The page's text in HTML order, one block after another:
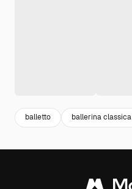
balletto ballerina classica